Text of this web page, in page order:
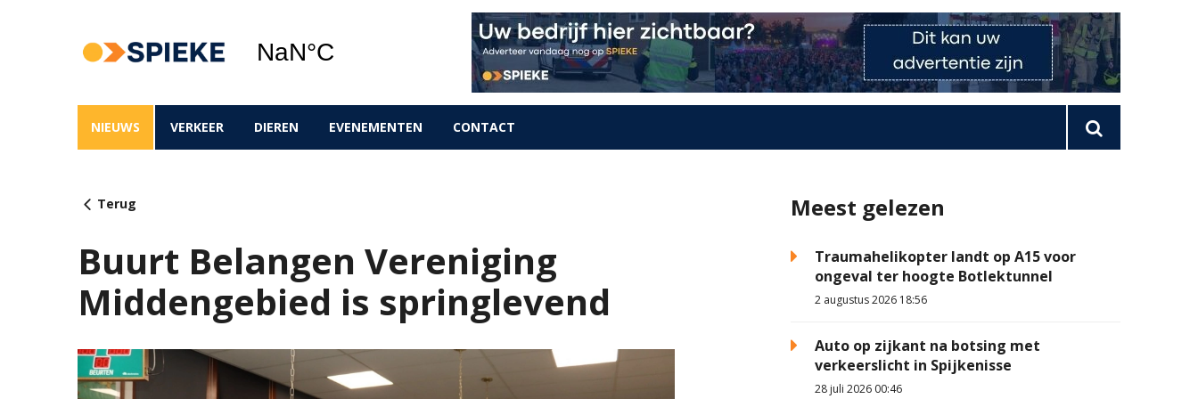
NIEUWS VERKEER DIEREN EVENEMENTEN CONTACT
Terug
Buurt Belangen Vereniging
Middengebied is springlevend
Meest gelezen
Traumahelikopter landt op A15 voor
ongeval ter hoogte Botlektunnel
2 augustus 2026 18:56
Auto op zijkant na botsing met
verkeerslicht in Spijkenisse
28 juli 2026 00:46